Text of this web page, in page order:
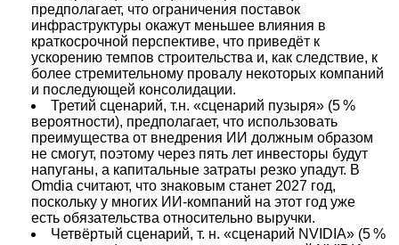
предполагает, что ограничения поставок
инфраструктуры окажут меньшее влияния в
краткосрочной перспективе, что приведёт к
ускорению темпов строительства и, как следствие, к
более стремительному провалу некоторых компаний
и последующей консолидации.
Третий сценарий, т.н. «сценарий пузыря» (5 %
вероятности), предполагает, что использовать
преимущества от внедрения ИИ должным образом
не смогут, поэтому через пять лет инвесторы будут
напуганы, а капитальные затраты резко упадут. В
Omdia считают, что знаковым станет 2027 год,
поскольку у многих ИИ-компаний на этот год уже
есть обязательства относительно выручки.
Четвёртый сценарий, т. н. «сценарий NVIDIA» (5 %